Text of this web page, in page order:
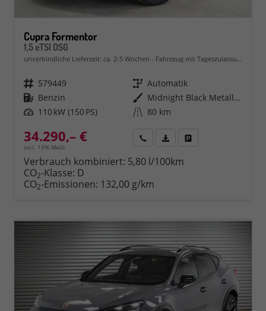
Cupra Formentor
1,5 eTSI DSG
unverbindliche Lieferzeit: ca. 2-5 Wochen Fahrzeug mit Tageszulassung
Fahrzeugnr. 579449 Getriebe Automatik
Kraftstoff Benzin Außenfarbe
Midnight Black Metallic (0E)
Leistung 110 kW (150 PS) Kilometerstand 80 km
34.290,– €
incl. 19% MwSt.
Rückruf PDF-Datei, Fahrzeugexposé
Verbrauch kombiniert: 5,80 l/100km
CO2-Klasse: D
CO2-Emissionen: 132,00 g/km